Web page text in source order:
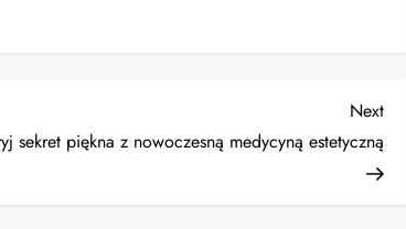
Next
Post
Next
sekret piękna z nowoczesną medycyną estetyczną